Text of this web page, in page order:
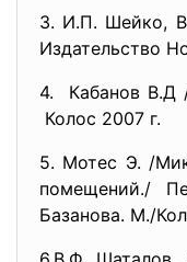
3. И.П. Шейко,
Издательство
4. Кабанов В.Д
Колос 2007 г.
5. Мотес Э. /
помещений./
Базанова. М./